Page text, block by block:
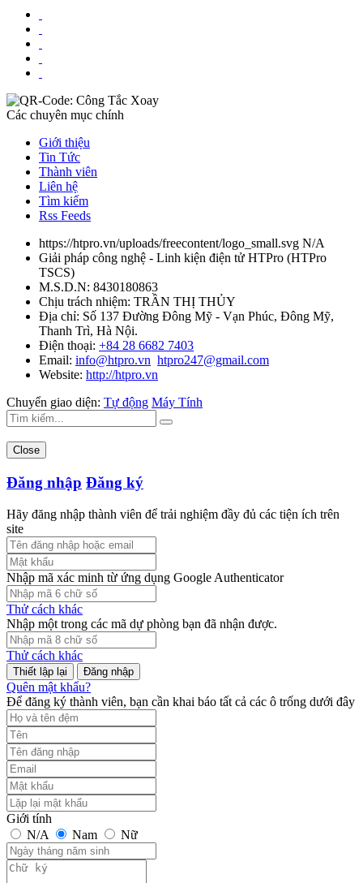
Các chuyên mục chính
Giới thiệu
Tin Tức
Thành viên
Liên hệ
Tìm kiếm
Rss Feeds
https://htpro.vn/uploads/freecontent/logo_small.svg N/A
Giải pháp công nghệ - Linh kiện điện tử HTPro (HTPro
TSCS)
M.S.D.N: 8430180863
Chịu trách nhiệm: TRẦN THỊ THỦY
Địa chỉ: Số 137 Đường Đông Mỹ - Vạn Phúc, Đông Mỹ,
Thanh Trì, Hà Nội.
Điện thoại: +84 28 6682 7403
Email: info@htpro.vn htpro247@gmail.com
Website: http://htpro.vn
Chuyển giao diện: Tự động Máy Tính
Close
Đăng nhập Đăng ký
Hãy đăng nhập thành viên để trải nghiệm đầy đủ các tiện ích trên
site
Nhập mã xác minh từ ứng dụng Google Authenticator
Thử cách khác
Nhập một trong các mã dự phòng bạn đã nhận được.
Thử cách khác
Đăng nhập
Quên mật khẩu?
Để đăng ký thành viên, bạn cần khai báo tất cả các ô trống dưới đây
Giới tính
N/A
Nam Nữ